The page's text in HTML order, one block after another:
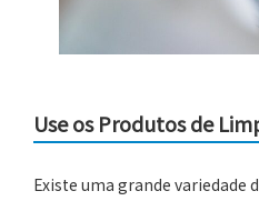
Use os Produtos de
Existe uma grande variedade